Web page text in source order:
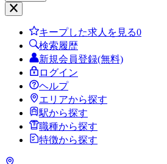
キープした求人を見る0
検索履歴
新規会員登録(無料)
ログイン
ヘルプ
エリアから探す
駅から探す
職種から探す
特徴から探す